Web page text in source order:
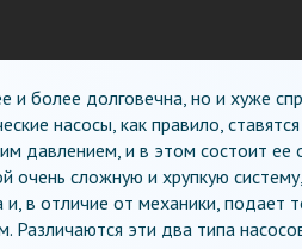
и более долговечна, но и хуже
насосы, как правило,
давлением, и в этом состоит ее
очень сложную и хрупкую
и, в отличие от механики, подает
Различаются эти два типа